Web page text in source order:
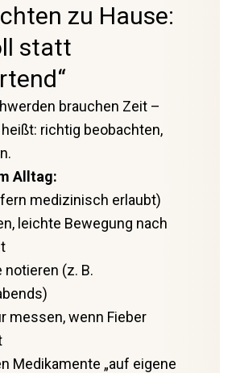
zu Hause:
statt
brauchen Zeit –
heißt: richtig beobachten,
Alltag:
medizinisch erlaubt)
leichte Bewegung nach
(z. B.
messen, wenn Fieber
Medikamente „auf eigene